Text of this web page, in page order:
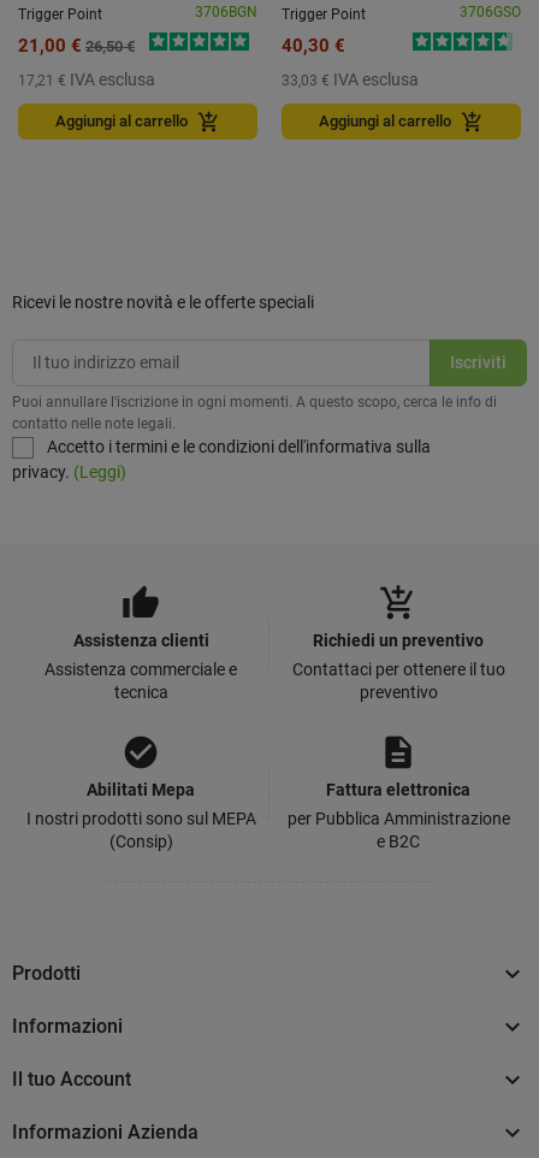
Trigger Point
3706BGN
21,00 € 26,50 €
17,21 € IVA esclusa
Aggiungi al carrello add_shopping_cart
Trigger Point
3706GSO
40,30 €
33,03 € IVA esclusa
Aggiungi al carrello add_shopping_cart
Ricevi le nostre novità e le offerte speciali
Puoi annullare l'iscrizione in ogni momenti. A questo scopo, cerca le info di
contatto nelle note legali.
Accetto i termini e le condizioni dell'informativa sulla
privacy. (Leggi)
thumb_up
Assistenza clienti
Assistenza commerciale e
tecnica
add_shopping_cart
Richiedi un preventivo
Contattaci per ottenere il tuo
preventivo
check_circle
Abilitati Mepa
I nostri prodotti sono sul MEPA
(Consip)
description
Fattura elettronica
per Pubblica Amministrazione
e B2C
Prodotti 
Informazioni 
Il tuo Account 
Informazioni Azienda 